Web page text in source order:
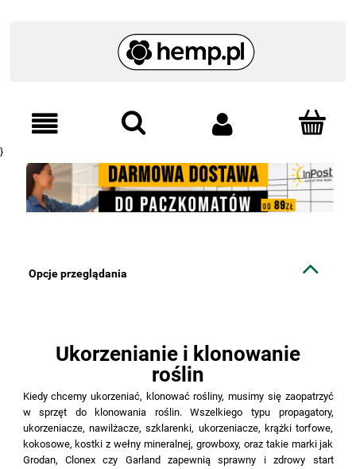
}
Opcje przeglądania
Ukorzenianie i klonowanie
roślin
Kiedy chcemy ukorzeniać, klonować rośliny, musimy się zaopatrzyć
w sprzęt do klonowania roślin. Wszelkiego typu propagatory,
ukorzeniacze, nawilżacze, szklarenki, ukorzeniacze, krążki torfowe,
kokosowe, kostki z wełny mineralnej, growboxy, oraz takie marki jak
Grodan, Clonex czy Garland zapewnią sprawny i zdrowy start